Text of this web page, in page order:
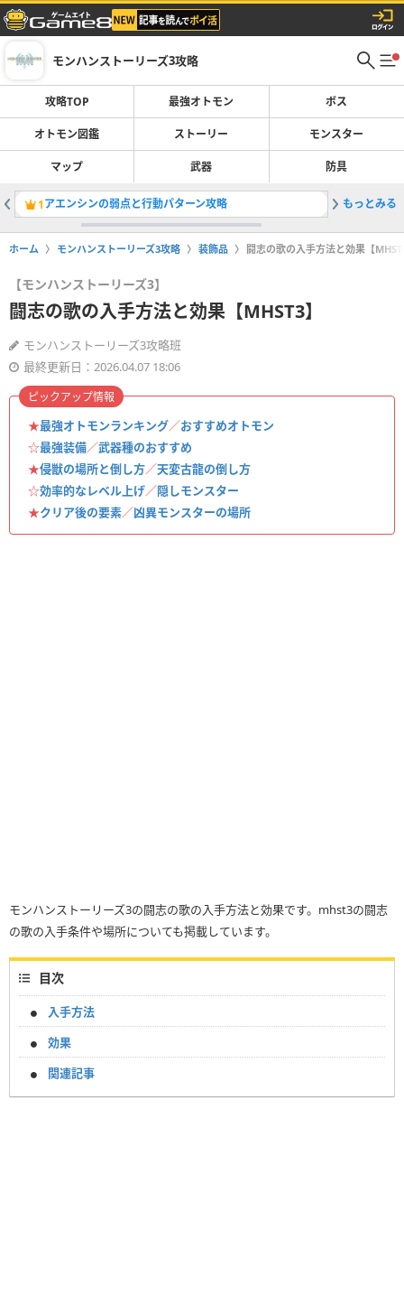
モンハンストーリーズ3攻略
攻略TOP 最強オトモン ボス
オトモン図鑑 ストーリー モンスター
マップ 武器 防具
1アエンシンの弱点と行動パターン攻略 2荒鉤爪
もっとみる
ホーム モンハンストーリーズ3攻略 装飾品 闘志の歌の入手方法と効果【
【モンハンストーリーズ3】
闘志の歌の入手方法と効果【MHST3】
モンハンストーリーズ3攻略班
最終更新日：2026.04.07 18:06
★最強オトモンランキング／おすすめオトモン
☆最強装備／武器種のおすすめ
★侵獣の場所と倒し方／天変古龍の倒し方
☆効率的なレベル上げ／隠しモンスター
★クリア後の要素／凶異モンスターの場所
ピックアップ情報
モンハンストーリーズ3の闘志の歌の入手方法と効果です。mhst3の闘志
の歌の入手条件や場所についても掲載しています。
目次
入手方法
効果
関連記事